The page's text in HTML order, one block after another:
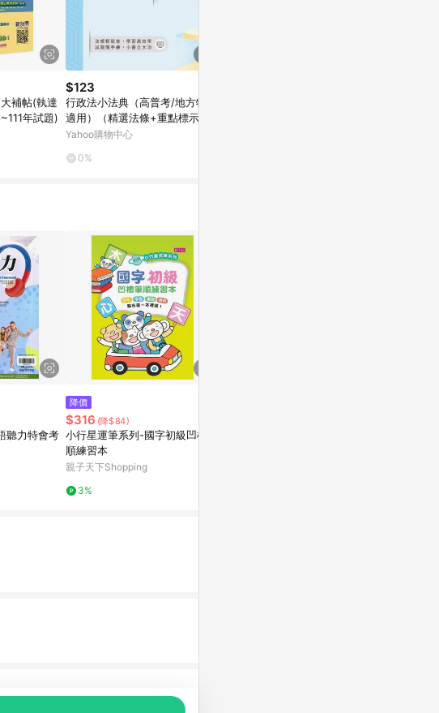
補帖(執達
年試題)
$123
行政法小法典（高普考/地方特考
適用）（精選法條+重點標示+試
題演練）（九版）[二手書_良好]
Yahoo購物中心
0%
聽力特會考
降價
$316 (降$84)
小行星運筆系列-國字初級凹槽筆
順練習本
親子天下Shopping
3%
商家的延伸商品推薦，商品資料更新會有